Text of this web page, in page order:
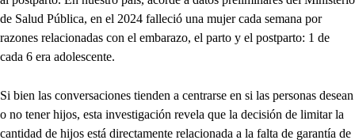
de Salud Pública, en el 2024 falleció una mujer cada semana por
razones relacionadas con el embarazo, el parto y el postparto: 1 de
cada 6 era adolescente.
Si bien las conversaciones tienden a centrarse en si las personas desean
o no tener hijos, esta investigación revela que la decisión de limitar la
cantidad de hijos está directamente relacionada a la falta de garantía de